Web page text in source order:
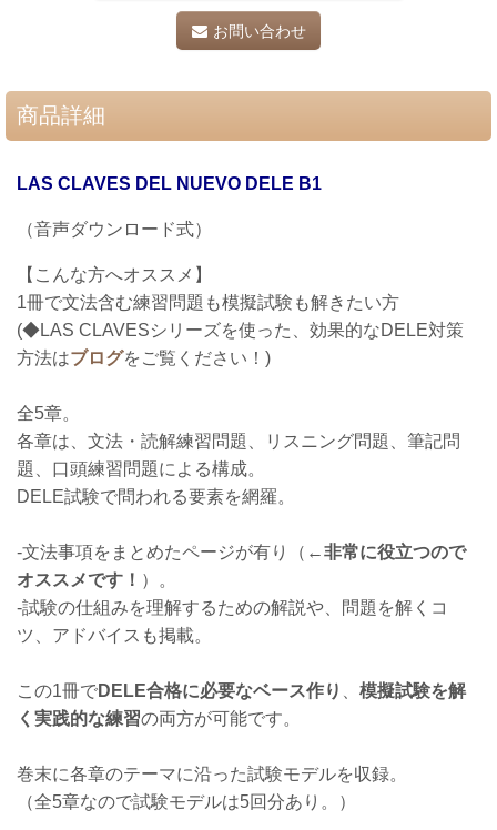
お問い合わせ
商品詳細
LAS CLAVES DEL NUEVO DELE B1
（音声ダウンロード式）
【こんな方へオススメ】
1冊で文法含む練習問題も模擬試験も解きたい方
(◆LAS CLAVESシリーズを使った、効果的なDELE対策
方法はブログをご覧ください！)
全5章。
各章は、文法・読解練習問題、リスニング問題、筆記問
題、口頭練習問題による構成。
DELE試験で問われる要素を網羅。
-文法事項をまとめたページが有り（ ←非常に役立つので
オススメです！ ）。
-試験の仕組みを理解するための解説や、問題を解くコ
ツ、アドバイスも掲載。
この1冊でDELE合格に必要なベース作り
模擬試験を解
く実践的な練習の両方が可能です。
巻末に各章のテーマに沿った試験モデルを収録。
（全5章なので試験モデルは5回分あり。）